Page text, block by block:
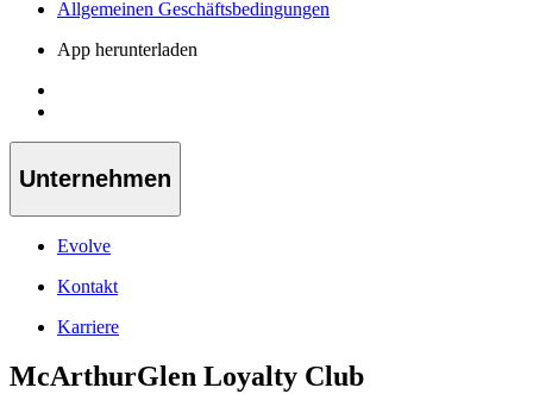
Allgemeinen Geschäftsbedingungen
App herunterladen
Unternehmen
Evolve
Kontakt
Karriere
McArthurGlen Loyalty Club